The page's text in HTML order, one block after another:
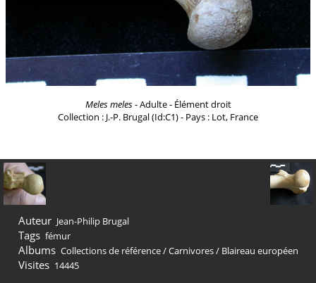
Meles meles- Adulte - Élément droit
Collection : J.-P. Brugal (Id:C1) - Pays : Lot, France
Auteur Jean-Philip Brugal
Tags fémur
Albums Collections de référence/Carnivores/ Blaireau européen
Visites 14445